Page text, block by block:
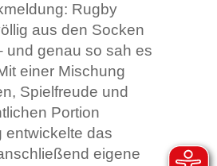
Rugby
aus den Socken
und genau so sah es
einer Mischung
Spielfreude und
Portion
entwickelte das
eigene